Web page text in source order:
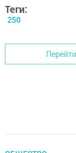
Теги:
250